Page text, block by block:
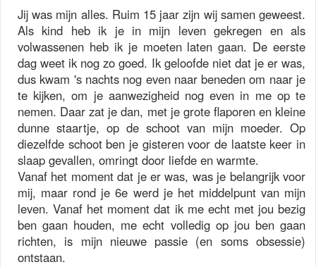
Jij was mijn alles. Ruim 15 jaar zijn wij samen geweest.
Als kind heb ik je in mijn leven gekregen en als
volwassenen heb ik je moeten laten gaan. De eerste
dag weet ik nog zo goed. Ik geloofde niet dat je er was,
dus kwam 's nachts nog even naar beneden om naar je
te kijken, om je aanwezigheid nog even in me op te
nemen. Daar zat je dan, met je grote flaporen en kleine
dunne staartje, op de schoot van mijn moeder. Op
diezelfde schoot ben je gisteren voor de laatste keer in
slaap gevallen, omringt door liefde en warmte.
Vanaf het moment dat je er was, was je belangrijk voor
mij, maar rond je 6e werd je het middelpunt van mijn
leven. Vanaf het moment dat ik me echt met jou bezig
ben gaan houden, me echt volledig op jou ben gaan
richten, is mijn nieuwe passie (en soms obsessie)
ontstaan.